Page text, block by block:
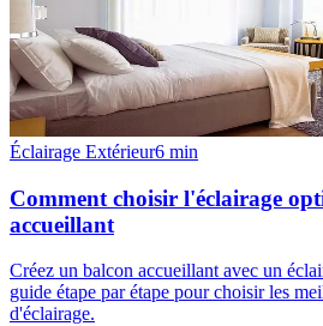
Éclairage Extérieur6 min
Comment choisir l'éclairage
accueillant
Créez un balcon accueillant avec un
guide étape par étape pour choisir les
d'éclairage.